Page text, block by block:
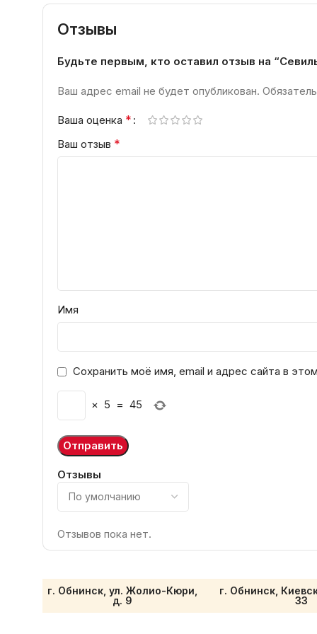
Отзывы
Отзывы
Отзывов пока нет.
Будьте первым, кто оставил отзыв на
Ваш адрес email не будет опубликован.
Ваша оценка *
Ваш отзыв *
Имя
Сохранить моё имя, email и адрес сайта в
× 5 = 45
г. Обнинск, ул. Жолио-Кюри,
д. 9
г. Обнинск,
33